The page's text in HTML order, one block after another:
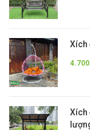
Xích
Xích